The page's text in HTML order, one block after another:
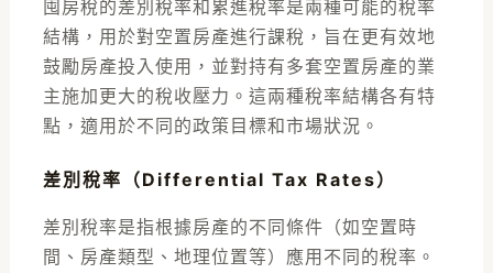
囤房稅的差別稅率和累進稅率是兩種可能的稅率
結構，用於對空置房產進行課稅，旨在更有效地
鼓勵房產投入使用，並對持有多套空置房產的業
主施加更大的稅收壓力。這兩種稅率結構各有特
點，適用於不同的政策目標和市場狀況。
差別稅率（Differential Tax Rates）
差別稅率是指根據房產的不同條件（如空置時
間、房產類型、地理位置等）應用不同的稅率。